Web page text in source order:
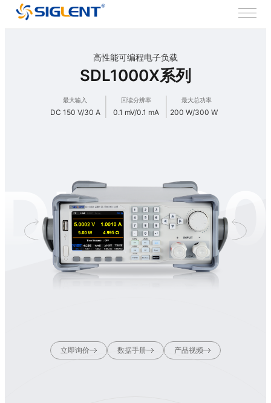
高性能可编程电子负载
SDL1000X系列
最大输入
DC 150 V/30 A
回读分辨率
0.1 mV/0.1 mA
最大总功率
200 W/300 W
立即询价 数据手册 产品视频